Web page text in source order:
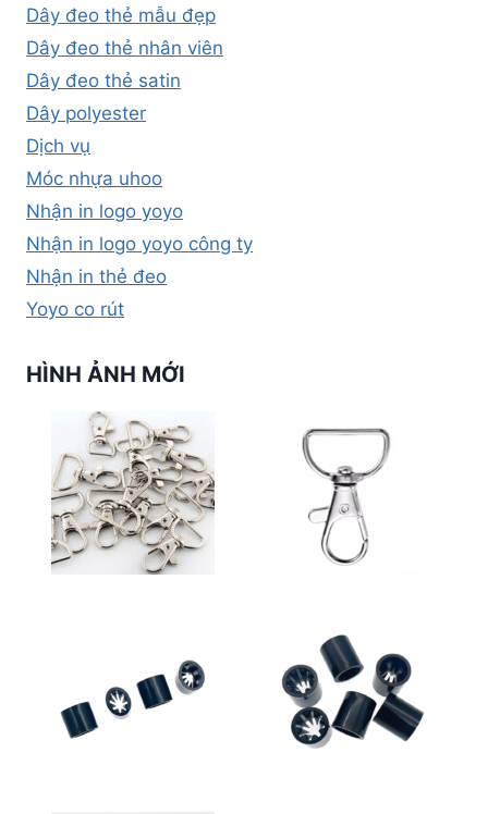
Dây đeo thẻ mẫu đẹp
Dây đeo thẻ nhân viên
Dây đeo thẻ satin
Dây polyester
Dịch vụ
Móc nhựa uhoo
Nhận in logo yoyo
Nhận in logo yoyo công ty
Nhận in thẻ đeo
Yoyo co rút
HÌNH ẢNH MỚI